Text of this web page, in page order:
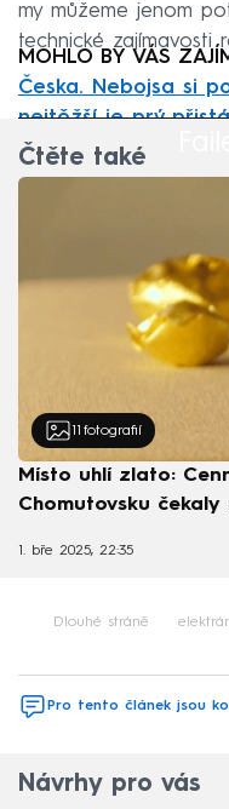
my můžeme jenom
technické zajímavosti
MOHLO BY VÁS
Česka. Nebojsa si
nejtěžší je prý
Čtěte také
11 fotografií
Místo uhlí zlato:
Chomutovsku
1. bře 2025, 22:35
Dlouhé stráně
Pro tento článek jsou
Návrhy pro vás